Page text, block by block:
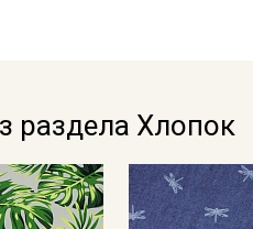
раздела Хлопок